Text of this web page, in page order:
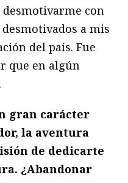
desmotivarme con
a mis
del país. Fue
que en algún
gran carácter
la aventura
de dedicarte
¿Abandonar